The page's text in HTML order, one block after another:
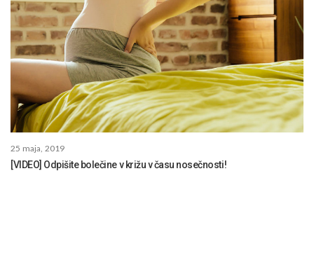
25 maja, 2019
[VIDEO] Odpišite bolečine v križu v času nosečnosti!